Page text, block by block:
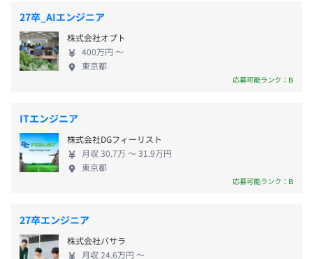
高まっていました。
＜解決＞AIによるセキュリティ改善で安定稼働
DDoS攻撃を防ぐためのクラウド環境を新規に構築して、
さらにウィルス対策と侵入防御対策で、よりセキュリティ
たAI分析によるセキュリティ改善で、24時間365日のサー
バ安定運用を実現。
◎業務プロセスを月30時間削減！
▍Case2：医療福祉事業の契約書類整理をAIで自動化
＜課題＞手書き契約書類の整理で残業が常態化
◎支給実績：給与2カ月分
く仕組みを導入しています。
社会保険完備（健康保険・厚生年金加入・雇用保険・労災
◎関東ITソフトウェア健康保険組合加入
27卒_AIエンジニア
株式会社オプト
400万円 〜
東京都
応募可能ランク：B
ITエンジニア
株式会社DGフィーリスト
月収 30.7万 〜 31.9万円
東京都
応募可能ランク：B
27卒エンジニア
株式会社バサラ
月収 24.6万円 〜